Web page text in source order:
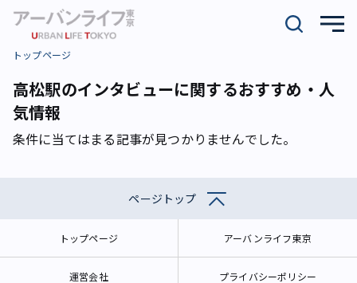
トップページ
高松駅のインタビューに関するおすすめ・人
気情報
条件に当てはまる記事が見つかりませんでした。
ページトップ
トップページ アーバンライフ東京
運営会社 プライバシーポリシー